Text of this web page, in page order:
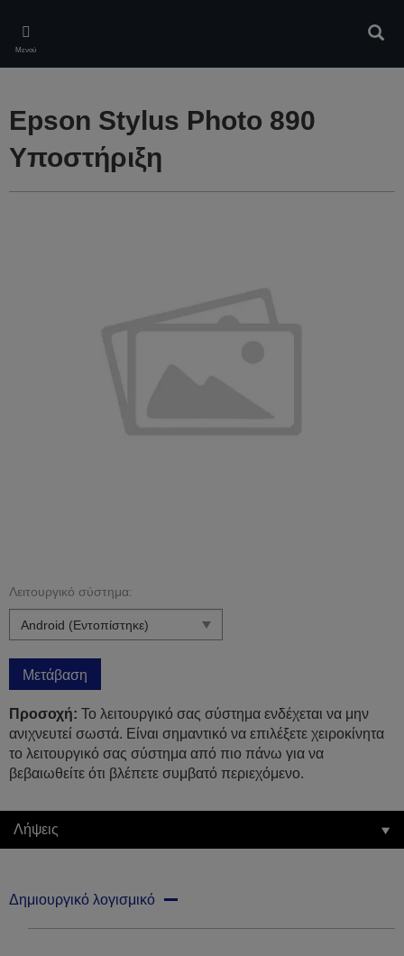
main
content
Μενού
Epson Stylus Photo 890
Υποστήριξη
Λειτουργικό σύστημα:
Μετάβαση
Προσοχή: Το λειτουργικό σας σύστημα ενδέχεται να μην
ανιχνευτεί σωστά. Είναι σημαντικό να επιλέξετε χειροκίνητα
το λειτουργικό σας σύστημα από πιο πάνω για να
βεβαιωθείτε ότι βλέπετε συμβατό περιεχόμενο.
Λήψεις
Δημιουργικό λογισμικό